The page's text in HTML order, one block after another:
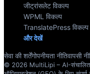
जीट्रांसलेट विकल्प
WPML विकल्प
TranslatePress विकल्प
और देखें
सेवा की शर्तेंगोपनीयता नीतिवापसी
© 2026 MultiLipi – AI-संचालित